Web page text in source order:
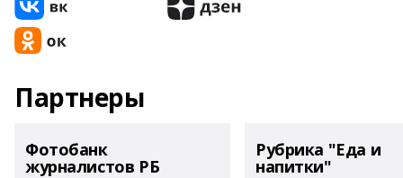
Партнеры
Фотобанк
журналистов РБ
Рубрика "Еда и
напитки"